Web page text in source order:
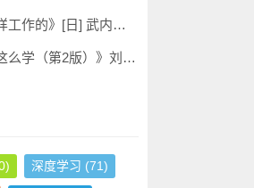
[日] 武内觉 PDF电子书 [89MB]
2版）》刘遄 PDF电子书 [214MB]
深度学习 (71)